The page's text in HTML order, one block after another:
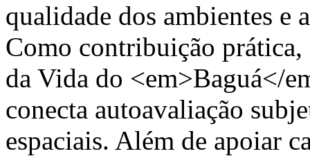
qualidade dos ambientes e
Como contribuição prática,
da Vida do <em>Baguá</
conecta autoavaliação
espaciais. Além de apoiar